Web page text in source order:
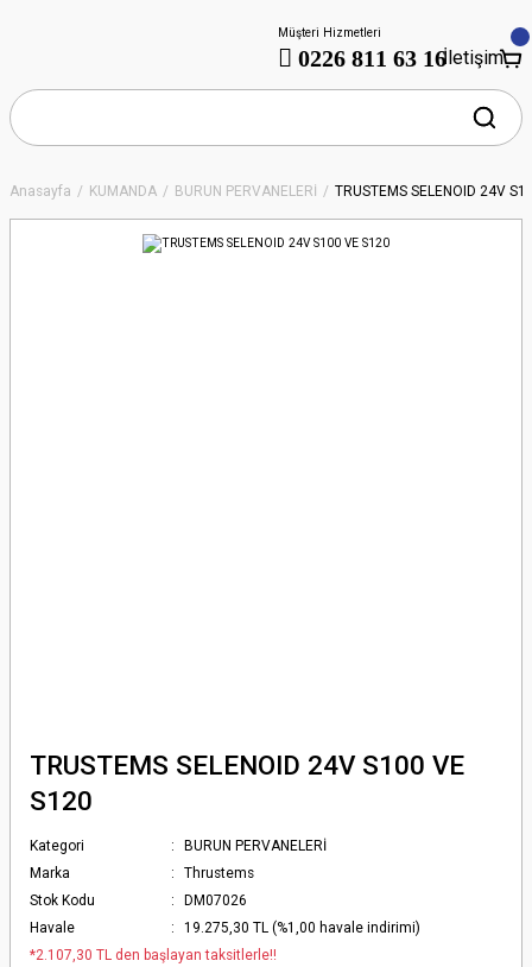
Müşteri Hizmetleri
0226 811 63 16İletişim
Anasayfa KUMANDA BURUN PERVANELERİ TRUSTEMS SELENOID 24V
TRUSTEMS SELENOID 24V S100 VE
S120
Kategori
BURUN PERVANELERİ
Marka
Thrustems
Stok Kodu
DM07026
Havale
19.275,30 TL (%1,00 havale indirimi)
*2.107,30 TL den başlayan taksitlerle!!